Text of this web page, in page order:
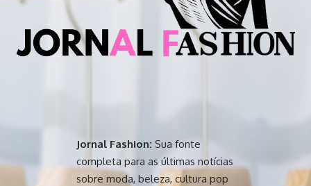
Jornal Fashion: Sua fonte
completa para as últimas notícias
sobre moda, beleza, cultura pop